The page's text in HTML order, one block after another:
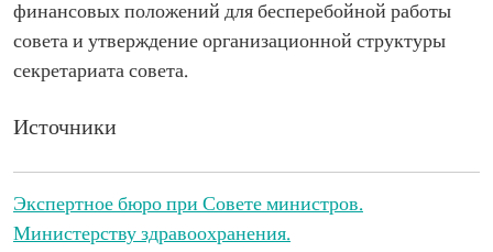
финансовых положений для бесперебойной работы
совета и утверждение организационной структуры
секретариата совета.
Источники
Экспертное бюро при Совете министров.
Министерству здравоохранения.